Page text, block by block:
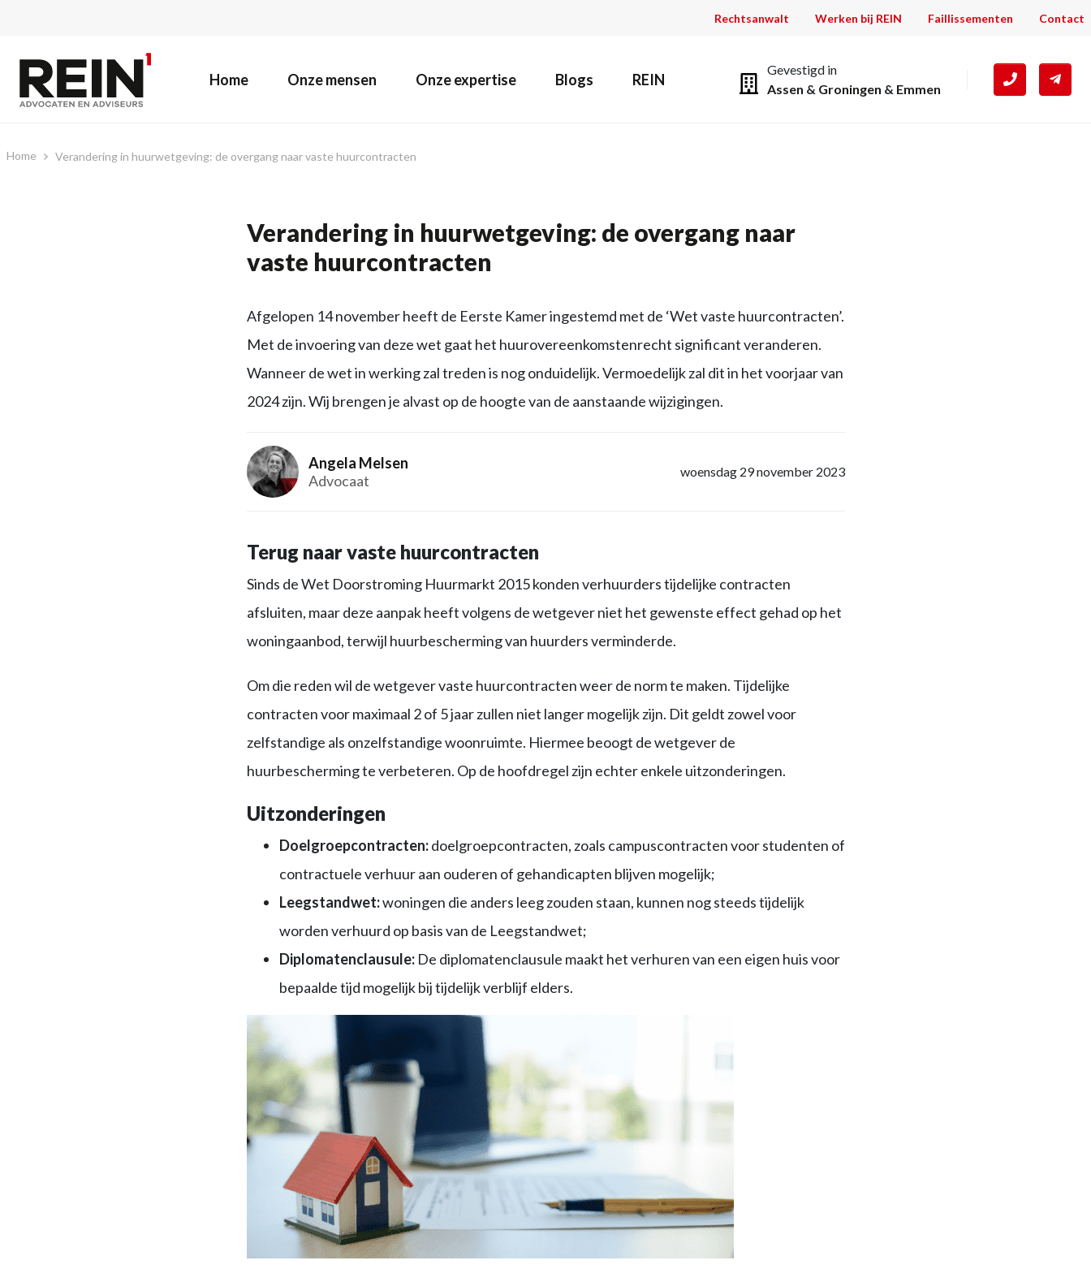
Rechtsanwalt Werken bij REIN Faillissementen Contact
Home Onze mensen Onze expertise Blogs REIN
Gevestigd in
Assen & Groningen & Emmen
Home Verandering in huurwetgeving: de overgang naar vaste huurcontracten
Verandering in huurwetgeving: de overgang naar
vaste huurcontracten
Afgelopen 14 november heeft de Eerste Kamer ingestemd met de ‘Wet vaste huurcontracten’.
Met de invoering van deze wet gaat het huurovereenkomstenrecht significant veranderen.
Wanneer de wet in werking zal treden is nog onduidelijk. Vermoedelijk zal dit in het voorjaar van
2024 zijn. Wij brengen je alvast op de hoogte van de aanstaande wijzigingen.
Angela Melsen
Advocaat
woensdag 29 november 2023
Terug naar vaste huurcontracten
Sinds de Wet Doorstroming Huurmarkt 2015 konden verhuurders tijdelijke contracten
afsluiten, maar deze aanpak heeft volgens de wetgever niet het gewenste effect gehad op het
woningaanbod, terwijl huurbescherming van huurders verminderde.
Om die reden wil de wetgever vaste huurcontracten weer de norm te maken. Tijdelijke
contracten voor maximaal 2 of 5 jaar zullen niet langer mogelijk zijn. Dit geldt zowel voor
zelfstandige als onzelfstandige woonruimte. Hiermee beoogt de wetgever de
huurbescherming te verbeteren. Op de hoofdregel zijn echter enkele uitzonderingen.
Uitzonderingen
Doelgroepcontracten:doelgroepcontracten, zoals campuscontracten voor studenten of
contractuele verhuur aan ouderen of gehandicapten blijven mogelijk;
Leegstandwet:woningen die anders leeg zouden staan, kunnen nog steeds tijdelijk
worden verhuurd op basis van de Leegstandwet;
Diplomatenclausule:De diplomatenclausule maakt het verhuren van een eigen huis voor
bepaalde tijd mogelijk bij tijdelijk verblijf elders.